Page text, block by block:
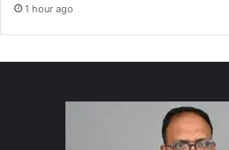
1 hour ago